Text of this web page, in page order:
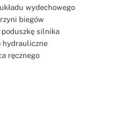
wydechowego
biegów
poduszkę silnika
hydrauliczne
ręcznego